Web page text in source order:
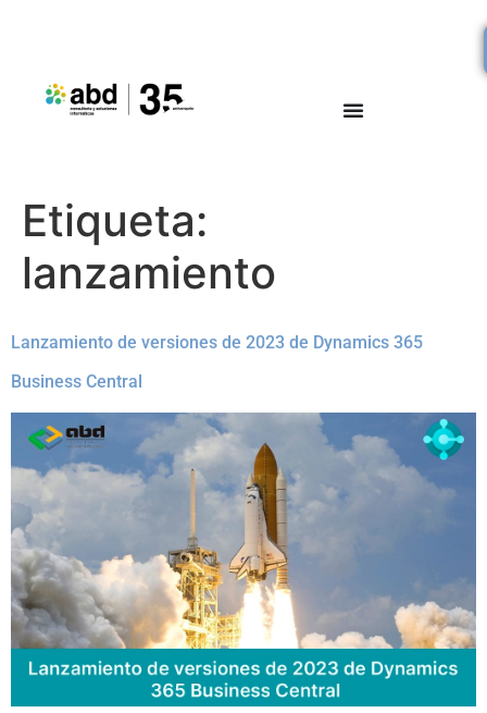
Etiqueta:
lanzamiento
Lanzamiento de versiones de 2023 de Dynamics 365
Business Central